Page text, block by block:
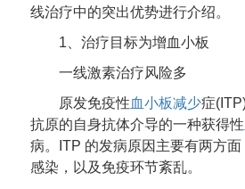
线治疗中的突出优势进行介绍。
1、治疗目标为增血小板
一线激素治疗风险多
原发免疫性血小板减少症
抗原的自身抗体介导的一种获得性
病。ITP 的发病原因主要有两方
感染，以及免疫环节紊乱。